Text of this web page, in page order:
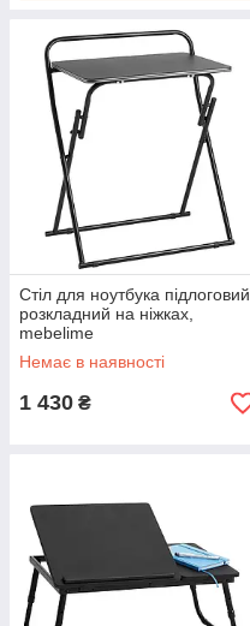
Стіл для ноутбука підлоговий
розкладний на ніжках,
mebelime
Немає в наявності
1 430 ₴